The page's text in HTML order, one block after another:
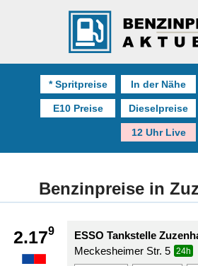
* Spritpreise In der Nähe
E10 Preise Dieselpreise
12 Uhr Live
Benzinpreise in
2.179
ESSO Tankstelle
Meckesheimer Str. 5
24h